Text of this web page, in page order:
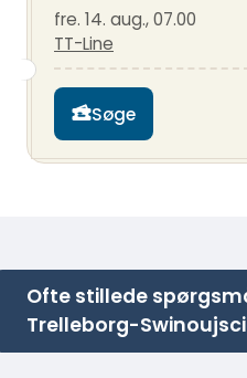
fre. 14. aug., 07.00
TT-Line
Søge
Ofte stillede
Trelleborg-